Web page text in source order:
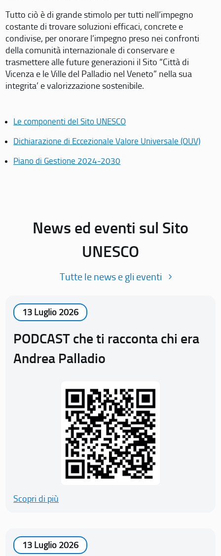
Tutto ciò è di grande stimolo per tutti nell’impegno
costante di trovare soluzioni efficaci, concrete e
condivise, per onorare l’impegno preso nei confronti
della comunità internazionale di conservare e
trasmettere alle future generazioni il Sito “Città di
Vicenza e le Ville del Palladio nel Veneto” nella sua
integrita’ e valorizzazione sostenibile.
Le componenti del Sito UNESCO
Dichiarazione di Eccezionale Valore Universale (OUV)
Piano di Gestione 2024-2030
News ed eventi sul Sito
UNESCO
Tutte le news e gli eventi
13 Luglio 2026
PODCAST che ti racconta chi era
Andrea Palladio
Scopri di più
13 Luglio 2026